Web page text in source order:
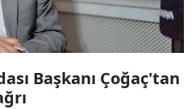
Başkanı Çoğaç'tan